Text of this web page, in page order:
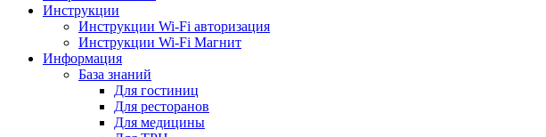
Инструкции
Инструкции Wi-Fi авторизация
Инструкции Wi-Fi Магнит
Информация
База знаний
Для гостиниц
Для ресторанов
Для медицины